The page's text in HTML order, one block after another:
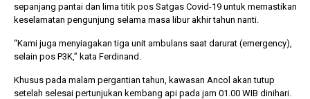
sepanjang pantai dan lima titik pos Satgas Covid-19 untuk memastikan
keselamatan pengunjung selama masa libur akhir tahun nanti.
“Kami juga menyiagakan tiga unit ambulans saat darurat (emergency),
selain pos P3K,” kata Ferdinand.
Khusus pada malam pergantian tahun, kawasan Ancol akan tutup
setelah selesai pertunjukan kembang api pada jam 01.00 WIB dinihari.